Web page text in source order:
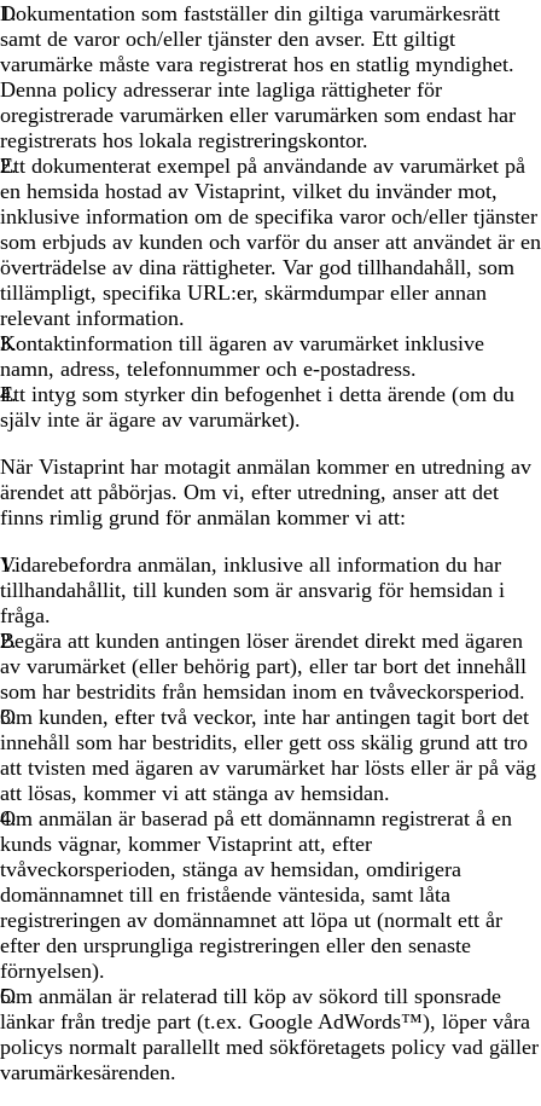
Dokumentation som fastställer din giltiga varumärkesrätt
samt de varor och/eller tjänster den avser. Ett giltigt
varumärke måste vara registrerat hos en statlig myndighet.
Denna policy adresserar inte lagliga rättigheter för
oregistrerade varumärken eller varumärken som endast har
registrerats hos lokala registreringskontor.
Ett dokumenterat exempel på användande av varumärket på
en hemsida hostad av Vistaprint, vilket du invänder mot,
inklusive information om de specifika varor och/eller tjänster
som erbjuds av kunden och varför du anser att användet är en
överträdelse av dina rättigheter. Var god tillhandahåll, som
tillämpligt, specifika URL:er, skärmdumpar eller annan
relevant information.
Kontaktinformation till ägaren av varumärket inklusive
namn, adress, telefonnummer och e-postadress.
Ett intyg som styrker din befogenhet i detta ärende (om du
själv inte är ägare av varumärket).
När Vistaprint har motagit anmälan kommer en utredning av
ärendet att påbörjas. Om vi, efter utredning, anser att det
finns rimlig grund för anmälan kommer vi att:
Vidarebefordra anmälan, inklusive all information du har
tillhandahållit, till kunden som är ansvarig för hemsidan i
fråga.
Begära att kunden antingen löser ärendet direkt med ägaren
av varumärket (eller behörig part), eller tar bort det innehåll
som har bestridits från hemsidan inom en tvåveckorsperiod.
Om kunden, efter två veckor, inte har antingen tagit bort det
innehåll som har bestridits, eller gett oss skälig grund att tro
att tvisten med ägaren av varumärket har lösts eller är på väg
att lösas, kommer vi att stänga av hemsidan.
Om anmälan är baserad på ett domännamn registrerat å en
kunds vägnar, kommer Vistaprint att, efter
tvåveckorsperioden, stänga av hemsidan, omdirigera
domännamnet till en fristående väntesida, samt låta
registreringen av domännamnet att löpa ut (normalt ett år
efter den ursprungliga registreringen eller den senaste
förnyelsen).
Om anmälan är relaterad till köp av sökord till sponsrade
länkar från tredje part (t.ex. Google AdWords™), löper våra
policys normalt parallellt med sökföretagets policy vad gäller
varumärkesärenden.